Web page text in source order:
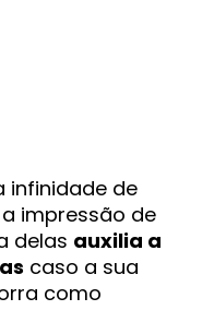
infinidade de
impressão de
delas auxilia a
caso a sua
como